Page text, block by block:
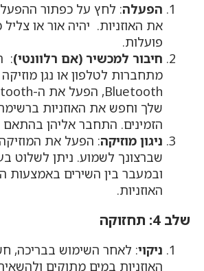
הפעלה: לחץ על כפתור
את האוזניות. יהיה אור או
פועלות.
חיבור למכשיר (אם רלוונטי):
מתחברות לטלפון או נגן
שלך וחפש את האוזניות
הזמינים. התחבר אליהן בהתאם
ניגון מוזיקה: הפעל את
שברצונך לשמוע. ניתן לשלוט
ובמעבר בין השירים באמצעות
האוזניות.
שלב 4: תחזוקה
ניקוי: לאחר השימוש בבריכה,
האוזניות במים מתוקים